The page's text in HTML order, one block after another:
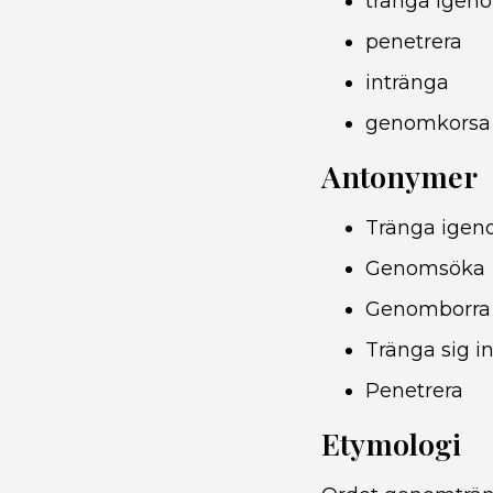
penetrera
intränga
genomkorsa
Antonymer
Tränga
Genomsöka
Genomborra
Tränga sig in
Penetrera
Etymologi